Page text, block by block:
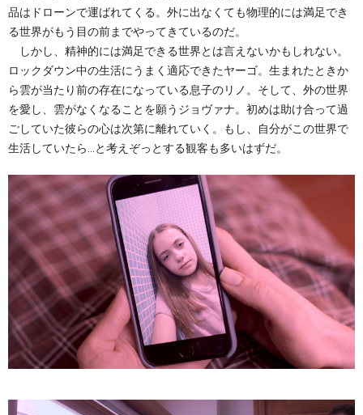
品はドローンで運ばれてくる。外に出なくても物理的には満足でき
る世界がもう目の前までやってきているのだ。
しかし、精神的には満足できる世界とは言えないかもしれない。
ロックダウン中の生活にうまく適応できたヤーゴ。生まれたときか
ら雲が当たり前の存在になっている息子のリノ。そして、外の世界
を愛し、雲がなくなることを願うジョヴァナ。初めは助け合って過
ごしていた彼らの心は次第に離れていく。もし、自分がこの世界で
生活していたら…と考えぞっとする観客も多いはずだ。